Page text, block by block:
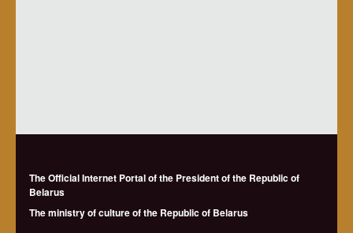
The Official Internet Portal of the President of the Republic of
Belarus
The ministry of culture of the Republic of Belarus